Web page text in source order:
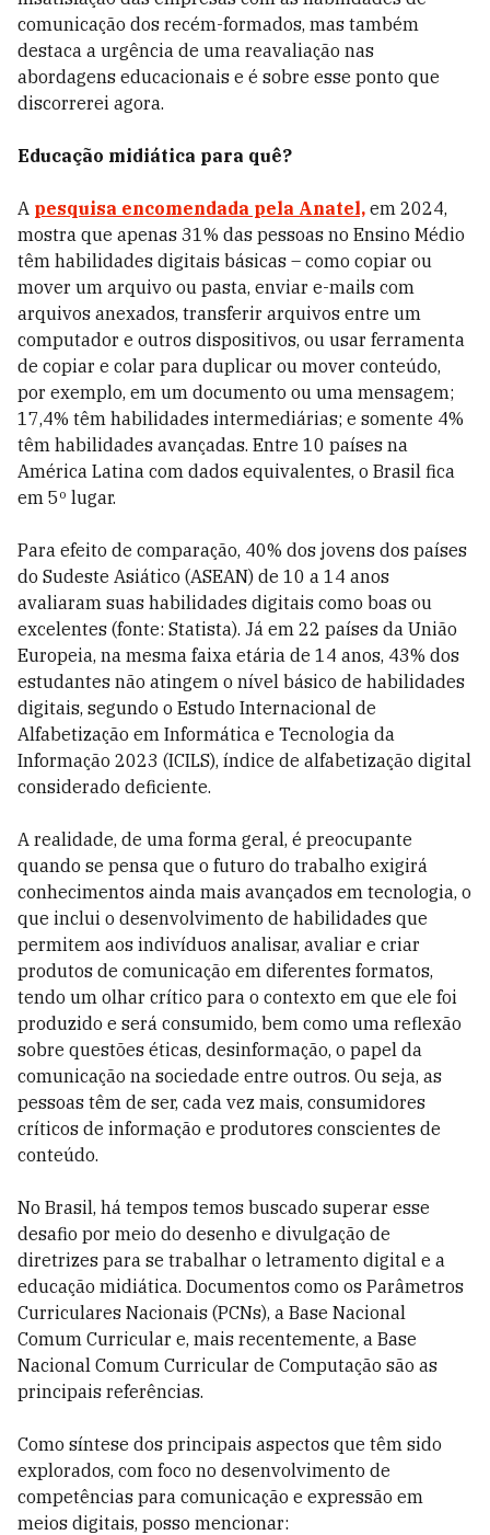
comunicação dos recém-formados, mas também
destaca a urgência de uma reavaliação nas
abordagens educacionais e é sobre esse ponto que
discorrerei agora.
Educação midiática para quê?
A pesquisa encomendada pela Anatel, em 2024,
mostra que apenas 31% das pessoas no Ensino Médio
têm habilidades digitais básicas – como copiar ou
mover um arquivo ou pasta, enviar e-mails com
arquivos anexados, transferir arquivos entre um
computador e outros dispositivos, ou usar ferramenta
de copiar e colar para duplicar ou mover conteúdo,
por exemplo, em um documento ou uma mensagem;
17,4% têm habilidades intermediárias; e somente 4%
têm habilidades avançadas. Entre 10 países na
América Latina com dados equivalentes, o Brasil fica
em 5º lugar.
Para efeito de comparação, 40% dos jovens dos países
do Sudeste Asiático (ASEAN) de 10 a 14 anos
avaliaram suas habilidades digitais como boas ou
excelentes (fonte: Statista). Já em 22 países da União
Europeia, na mesma faixa etária de 14 anos, 43% dos
estudantes não atingem o nível básico de habilidades
digitais, segundo o Estudo Internacional de
Alfabetização em Informática e Tecnologia da
Informação 2023 (ICILS), índice de alfabetização digital
considerado deficiente.
A realidade, de uma forma geral, é preocupante
quando se pensa que o futuro do trabalho exigirá
conhecimentos ainda mais avançados em tecnologia, o
que inclui o desenvolvimento de habilidades que
permitem aos indivíduos analisar, avaliar e criar
produtos de comunicação em diferentes formatos,
tendo um olhar crítico para o contexto em que ele foi
produzido e será consumido, bem como uma reflexão
sobre questões éticas, desinformação, o papel da
comunicação na sociedade entre outros. Ou seja, as
pessoas têm de ser, cada vez mais, consumidores
críticos de informação e produtores conscientes de
conteúdo.
No Brasil, há tempos temos buscado superar esse
desafio por meio do desenho e divulgação de
diretrizes para se trabalhar o letramento digital e a
educação midiática. Documentos como os Parâmetros
Curriculares Nacionais (PCNs), a Base Nacional
Comum Curricular e, mais recentemente, a Base
Nacional Comum Curricular de Computação são as
principais referências.
Como síntese dos principais aspectos que têm sido
explorados, com foco no desenvolvimento de
competências para comunicação e expressão em
meios digitais, posso mencionar: